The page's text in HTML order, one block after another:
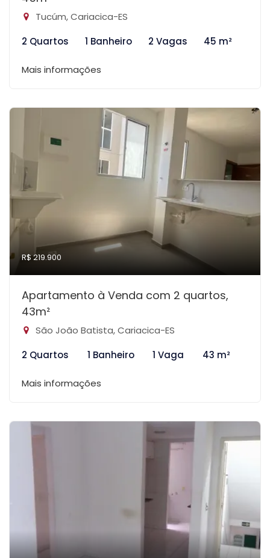
Tucúm, Cariacica-ES
2 Quartos
1 Banheiro 2 Vagas 45 m²
Mais informações
R$ 219.900
Apartamento à Venda com 2 quartos,
43m²
São João Batista, Cariacica-ES
2 Quartos
1 Banheiro 1 Vaga 43 m²
Mais informações